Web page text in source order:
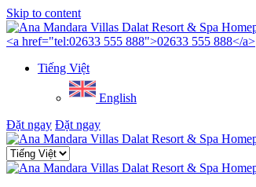
Skip to content
Menu
<a href="tel:02633 555 888">02633 555 888</a>
Tiếng Việt
English
Đặt ngay Đặt ngay
Close